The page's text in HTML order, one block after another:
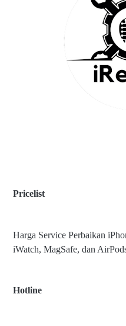
Pricelist
Harga Service Perbaikan
iWatch, MagSafe, dan
Hotline